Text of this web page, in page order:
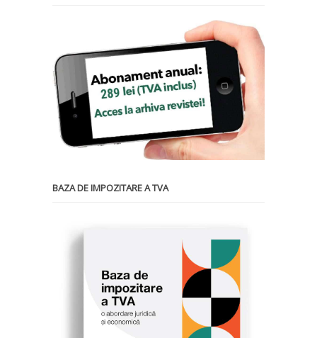
BAZA DE IMPOZITARE A TVA